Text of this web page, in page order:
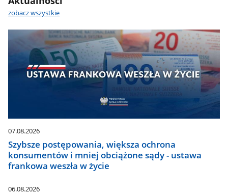
zobacz wszystkie
07.08.2026
Szybsze postępowania, większa ochrona
konsumentów i mniej obciążone sądy - ustawa
frankowa weszła w życie
06.08.2026